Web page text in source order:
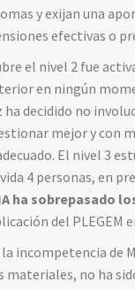
y exijan una
efectivas o
el nivel 2 fue
en ningún
ha decidido no
mejor y con
. El nivel 3
4 personas, en
ha sobrepasado
del PLEGEM
incompetencia de
materiales, no ha